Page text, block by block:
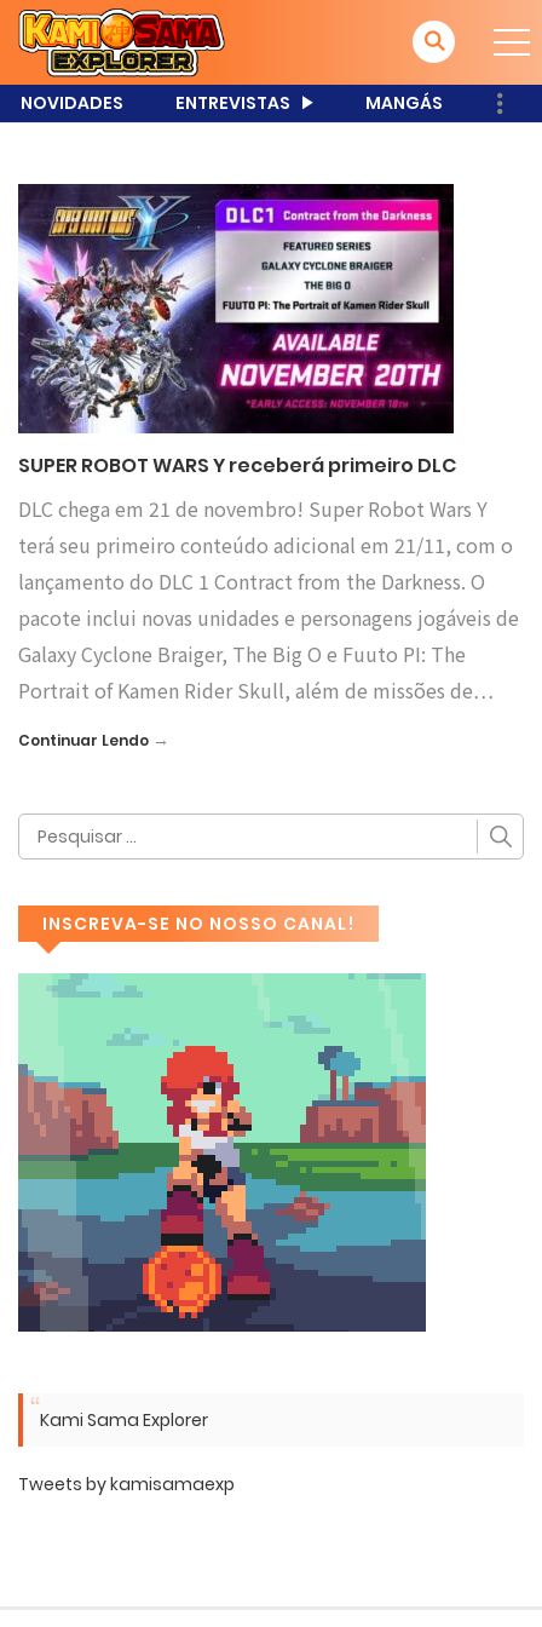
NOVIDADES ENTREVISTAS MANGÁS
SUPER ROBOT WARS Y receberá primeiro DLC
DLC chega em 21 de novembro! Super Robot Wars Y
terá seu primeiro conteúdo adicional em 21/11, com o
lançamento do DLC 1 Contract from the Darkness. O
pacote inclui novas unidades e personagens jogáveis de
Galaxy Cyclone Braiger, The Big O e Fuuto PI: The
Portrait of Kamen Rider Skull, além de missões de…
Continuar Lendo →
INSCREVA-SE NO NOSSO CANAL!
Kami Sama Explorer
Tweets by kamisamaexp